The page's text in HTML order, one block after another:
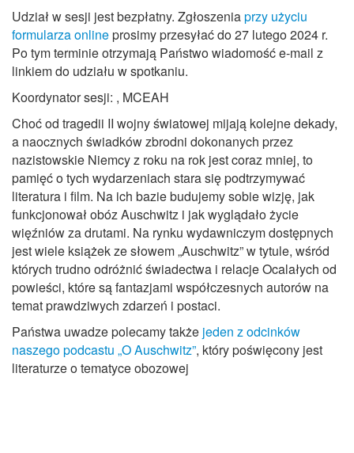
Udział w sesji jest bezpłatny. Zgłoszeniaprzy użyciu
formularza onlineprosimy przesyłać do 27 lutego 2024 r.
Po tym terminie otrzymają Państwo wiadomość e-mail z
linkiem do udziału w spotkaniu.
Koordynator sesji: , MCEAH
Choć od tragedii II wojny światowej mijają kolejne dekady,
a naocznych świadków zbrodni dokonanych przez
nazistowskie Niemcy z roku na rok jest coraz mniej, to
pamięć o tych wydarzeniach stara się podtrzymywać
literatura i film. Na ich bazie budujemy sobie wizję, jak
funkcjonował obóz Auschwitz i jak wyglądało życie
więźniów za drutami. Na rynku wydawniczym dostępnych
jest wiele książek ze słowem „Auschwitz” w tytule, wśród
których trudno odróżnić świadectwa i relacje Ocalałych od
powieści, które są fantazjami współczesnych autorów na
temat prawdziwych zdarzeń i postaci.
Państwa uwadze polecamy także jeden z odcinków
naszego podcastu „O Auschwitz”, który poświęcony jest
literaturze o tematyce obozowej